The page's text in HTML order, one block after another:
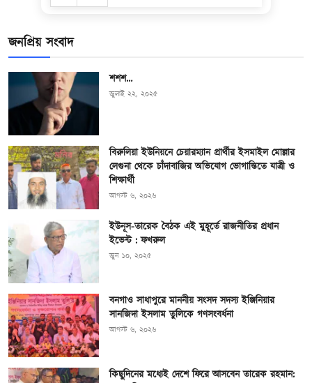
জনপ্রিয় সংবাদ
শশশ…
জুলাই ২২, ২০২৫
বিরুলিয়া ইউনিয়নে চেয়ারম্যান প্রার্থীর ইসমাইল মোল্লার
লেগুনা থেকে চাঁদাবাজির অভিযোগ ভোগান্তিতে যাত্রী ও
শিক্ষার্থী
আগস্ট ৬, ২০২৬
ইউনূস-তারেক বৈঠক এই মুহূর্তে রাজনীতির প্রধান
ইভেন্ট : ফখরুল
জুন ১০, ২০২৫
বনগাও সাধাপুরে মাননীয় সংসদ সদস্য ইঞ্জিনিয়ার
সানজিদা ইসলাম তুলিকে গণসংবর্ধনা
আগস্ট ৬, ২০২৬
কিছুদিনের মধ্যেই দেশে ফিরে আসবেন তারেক রহমান: